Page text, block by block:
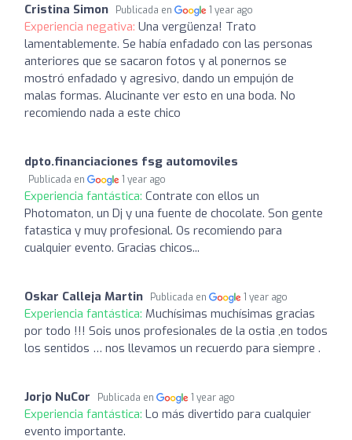
Cristina Simon Publicada en 1 year ago
Experiencia negativa: Una vergüenza! Trato
lamentablemente. Se había enfadado con las personas
anteriores que se sacaron fotos y al ponernos se
mostró enfadado y agresivo, dando un empujón de
malas formas. Alucinante ver esto en una boda. No
recomiendo nada a este chico
dpto.financiaciones fsg automoviles
Publicada en 1 year ago
Experiencia fantástica: Contrate con ellos un
Photomaton, un Dj y una fuente de chocolate. Son gente
fatastica y muy profesional. Os recomiendo para
cualquier evento. Gracias chicos...
Oskar Calleja Martin Publicada en 1 year ago
Experiencia fantástica: Muchísimas muchísimas gracias
por todo !!! Sois unos profesionales de la ostia ,en todos
los sentidos … nos llevamos un recuerdo para siempre .
Jorjo NuCor Publicada en 1 year ago
Experiencia fantástica: Lo más divertido para cualquier
evento importante.